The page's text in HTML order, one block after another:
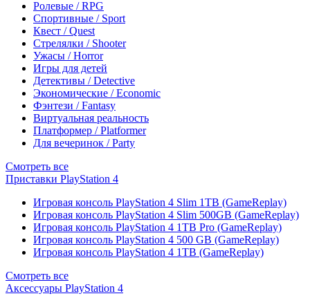
Ролевые / RPG
Спортивные / Sport
Квест / Quest
Стрелялки / Shooter
Ужасы / Horror
Игры для детей
Детективы / Detective
Экономические / Economic
Фэнтези / Fantasy
Виртуальная реальность
Платформер / Platformer
Для вечеринок / Party
Смотреть все
Приставки PlayStation 4
Игровая консоль PlayStation 4 Slim 1TB (GameReplay)
Игровая консоль PlayStation 4 Slim 500GB (GameReplay)
Игровая консоль PlayStation 4 1TB Pro (GameReplay)
Игровая консоль PlayStation 4 500 GB (GameReplay)
Игровая консоль PlayStation 4 1TB (GameReplay)
Смотреть все
Аксессуары PlayStation 4